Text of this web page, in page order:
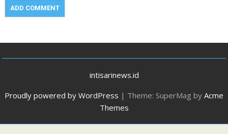
intisarinews.id
Proudly powered by WordPress | Theme: SuperMag by Acme
Themes